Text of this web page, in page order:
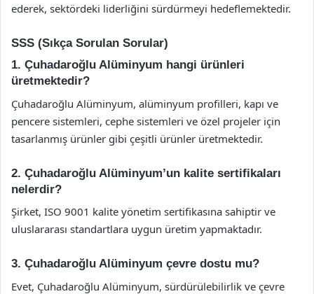
ederek, sektördeki liderliğini sürdürmeyi hedeflemektedir.
SSS (Sıkça Sorulan Sorular)
1. Çuhadaroğlu Alüminyum hangi ürünleri
üretmektedir?
Çuhadaroğlu Alüminyum, alüminyum profilleri, kapı ve
pencere sistemleri, cephe sistemleri ve özel projeler için
tasarlanmış ürünler gibi çeşitli ürünler üretmektedir.
2. Çuhadaroğlu Alüminyum’un kalite sertifikaları
nelerdir?
Şirket, ISO 9001 kalite yönetim sertifikasına sahiptir ve
uluslararası standartlara uygun üretim yapmaktadır.
3. Çuhadaroğlu Alüminyum çevre dostu mu?
Evet, Çuhadaroğlu Alüminyum, sürdürülebilirlik ve çevre